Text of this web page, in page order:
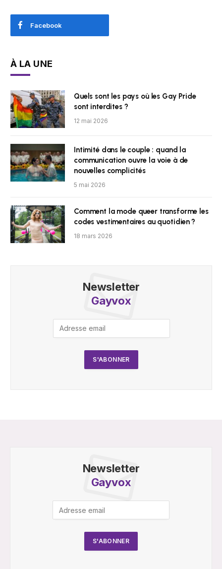
Facebook
À LA UNE
Quels sont les pays où les Gay Pride
sont interdites ?
12 mai 2026
Intimité dans le couple : quand la
communication ouvre la voie à de
nouvelles complicités
5 mai 2026
Comment la mode queer transforme les
codes vestimentaires au quotidien ?
18 mars 2026
Newsletter
Gayvox
Newsletter
Gayvox